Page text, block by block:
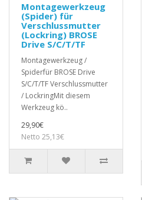
Montagewerkzeug
(Spider) für
Verschlussmutter
(Lockring) BROSE
Drive S/C/T/TF
Montagewerkzeug /
Spiderfür BROSE Drive
S/C/T/TF Verschlussmutter
/ LockringMit diesem
Werkzeug kö..
29,90€
Netto 25,13€